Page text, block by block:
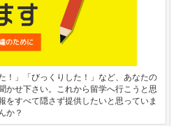
！」「びっくりした！」など、あなたの
かせ下さい。これから留学へ行こうと思
をすべて隠さず提供したいと思っていま
か？